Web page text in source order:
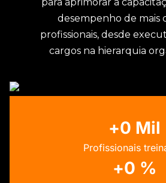
desempenho de mais
profissionais, desde
cargos na hierarquia
Profissionais
+0 Mil
+0 %